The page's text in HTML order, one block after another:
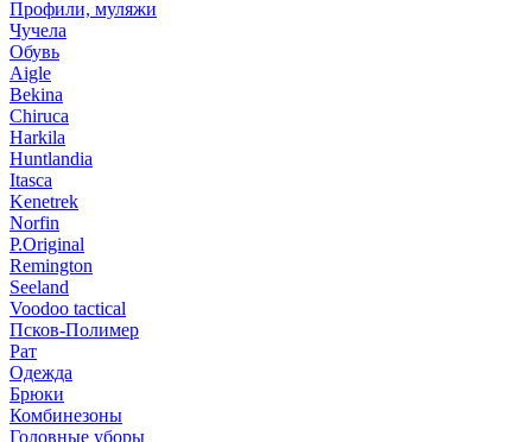
Профили, муляжи
Чучела
Обувь
Aigle
Bekina
Chiruсa
Harkila
Huntlandia
Itasca
Kenetrek
Norfin
P.Original
Remington
Seeland
Voodoo tactical
Псков-Полимер
Рат
Одежда
Брюки
Комбинезоны
Головные уборы